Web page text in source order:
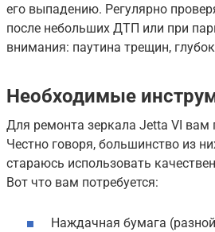
его выпадению. Регулярно
после небольших ДТП или при
внимания: паутина трещин,
Необходимые
Для ремонта зеркала Jetta VI
Честно говоря, большинство из
стараюсь использовать
Вот что вам потребуется:
Наждачная бумага